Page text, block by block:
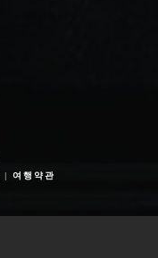
여행약관